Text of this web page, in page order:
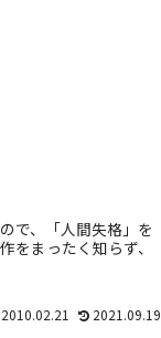
で、「人間失格」を
をまったく知らず、
2010.02.21 2021.09.19